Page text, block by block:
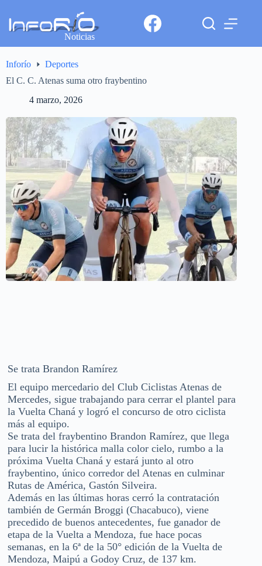
Noticias
Inforío
Deportes
El C. C. Atenas suma otro fraybentino
4 marzo, 2026
Se trata Brandon Ramírez
El equipo mercedario del Club Ciclistas Atenas de
Mercedes, sigue trabajando para cerrar el plantel para
la Vuelta Chaná y logró el concurso de otro ciclista
más al equipo.
Se trata del fraybentino Brandon Ramírez, que llega
para lucir la histórica malla color cielo, rumbo a la
próxima Vuelta Chaná y estará junto al otro
fraybentino, único corredor del Atenas en culminar
Rutas de América, Gastón Silveira.
Además en las últimas horas cerró la contratación
también de Germán Broggi (Chacabuco), viene
precedido de buenos antecedentes, fue ganador de
etapa de la Vuelta a Mendoza, fue hace pocas
semanas, en la 6ª de la 50° edición de la Vuelta de
Mendoza, Maipú a Godoy Cruz, de 137 km.